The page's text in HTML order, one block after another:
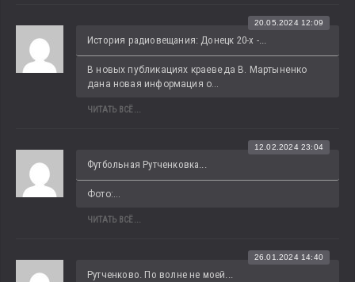
История радиовещания: Донецк 20-х -...
20.05.2024 12:09
В новых публикациях краеведа В. Мартыненко
дана новая информация о...
ЧИТАТЬ ВСЁ...
Футбольная Рутченковка...
12.02.2024 23:04
Фото:...
ЧИТАТЬ ВСЁ...
Рутченково. По волне не моей...
26.01.2024 14:40